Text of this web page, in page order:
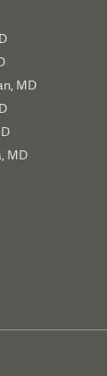
MD
MD